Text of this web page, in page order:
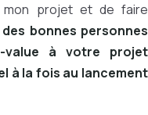
mon projet et de faire
des bonnes personnes
value à votre projet
à la fois au lancement